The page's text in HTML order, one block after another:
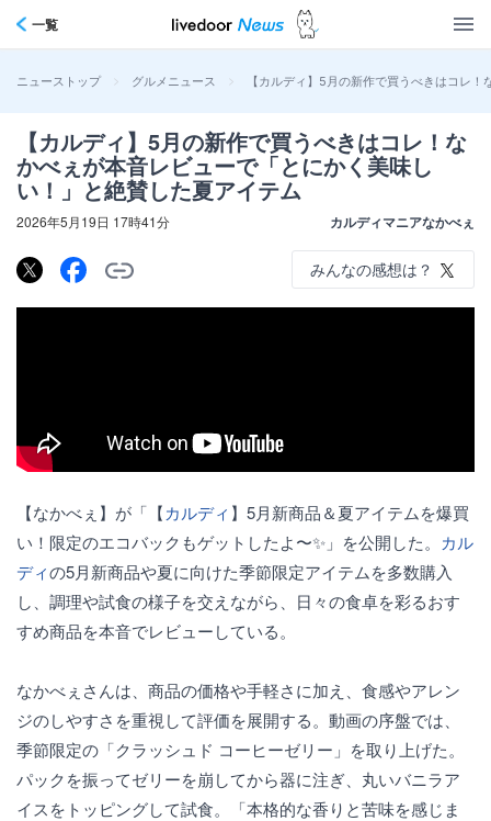
一覧
ニューストップ > グルメニュース > 【カルディ】5月の新作で買うべきはコレ
【カルディ】5月の新作で買うべきはコレ！な
かべぇが本音レビューで「とにかく美味し
い！」と絶賛した夏アイテム
2026年5月19日 17時41分 カルディマニアなかべぇ
みんなの感想は？
【なかべぇ】が「【カルディ 】5月新商品＆夏アイテムを爆買
い！限定のエコバックもゲットしたよ〜✨」を公開した。 カル
ディの5月新商品や夏に向けた季節限定アイテムを多数購入
し、調理や試食の様子を交えながら、日々の食卓を彩るおす
すめ商品を本音でレビューしている。
なかべぇさんは、商品の価格や手軽さに加え、食感やアレン
ジのしやすさを重視して評価を展開する。動画の序盤では、
季節限定の「クラッシュド コーヒーゼリー」を取り上げた。
パックを振ってゼリーを崩してから器に注ぎ、丸いバニラア
イスをトッピングして試食。「本格的な香りと苦味を感じま